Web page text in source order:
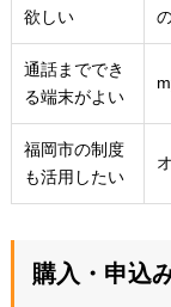
欲しい
通話まででき
る端末がよい
福岡市の制度
も活用したい
購入・申込